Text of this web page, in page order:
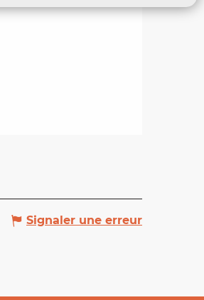
Signaler une erreur